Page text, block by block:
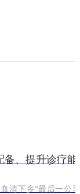
、提升诊疗
乡“最后一公里”